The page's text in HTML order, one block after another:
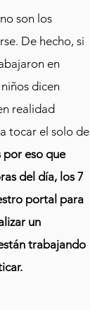
son los
De hecho, si
en
dicen
realidad
tocar el solo de
por eso que
del día, los 7
portal para
un
trabajando